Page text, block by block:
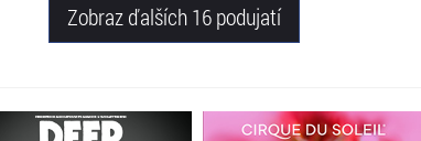
Zobraz ďalších 16 podujatí